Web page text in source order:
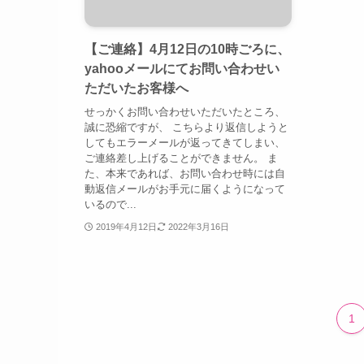
【ご連絡】4月12日の10時ごろに、
yahooメールにてお問い合わせい
ただいたお客様へ
せっかくお問い合わせいただいたところ、
誠に恐縮ですが、 こちらより返信しようと
してもエラーメールが返ってきてしまい、
ご連絡差し上げることができません。 ま
た、本来であれば、お問い合わせ時には自
動返信メールがお手元に届くようになって
いるので...
2019年4月12日 2022年3月16日
1